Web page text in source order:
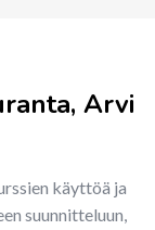
Arvi
käyttöä ja
suunnitteluun,